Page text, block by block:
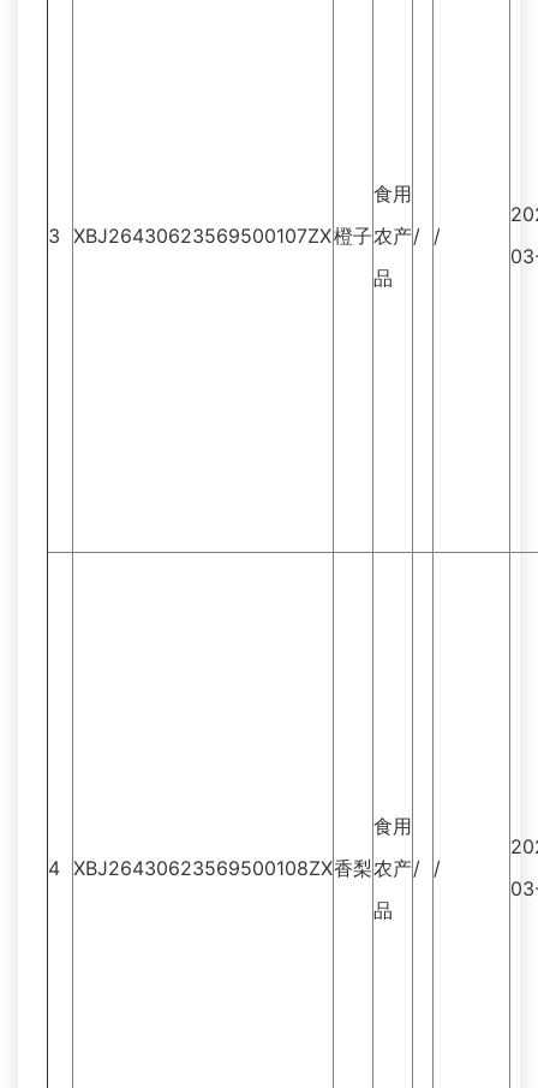
3 XBJ26430623569500107ZX橙子
食用
农产
品
/ /
4 XBJ26430623569500108ZX香梨
食用
农产
品
/ /